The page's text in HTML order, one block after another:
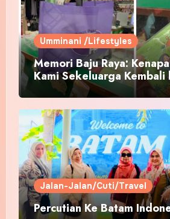
Umminani /Lifestyles
Memori Baju Raya:
Kami Sekeluarga Kembali
Pakaian Hari-Hari?
Jalan-Jalan/Cuti/Travel
Percutian Ke Batam